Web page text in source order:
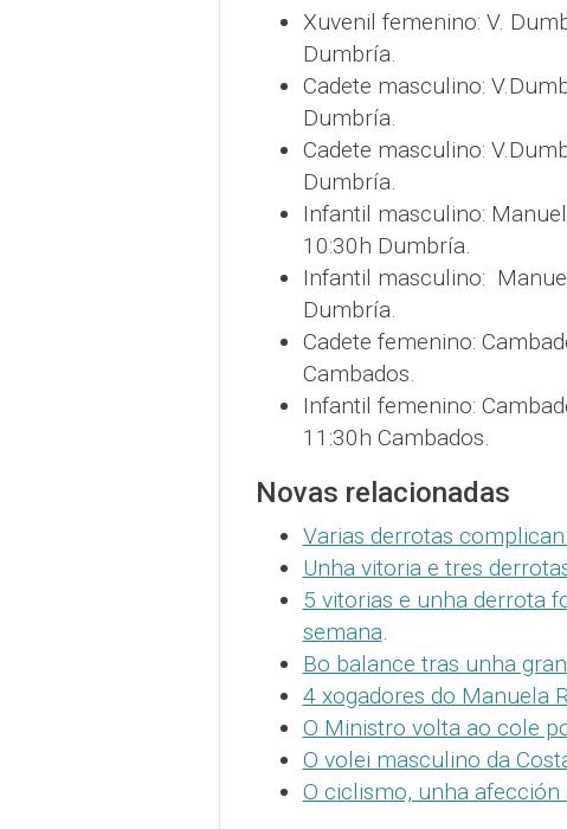
Xuvenil femenino: V.
Dumbría.
Cadete masculino:
Dumbría.
Cadete masculino:
Dumbría.
Infantil masculino:
10:30h Dumbría.
Infantil masculino:
Dumbría.
Cadete femenino:
Cambados.
Infantil femenino:
11:30h Cambados.
Novas relacionadas
Varias derrotas
Unha vitoria e tres
5 vitorias e unha derrota
semana.
Bo balance tras unha
4 xogadores do Manuela
O Ministro volta ao cole
O volei masculino da
O ciclismo, unha